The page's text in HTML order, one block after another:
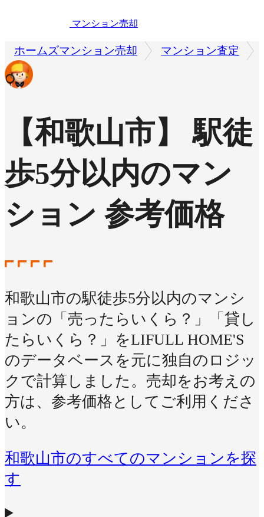
マンション売却
ホームズマンション売却 マンション査定
【和歌山市】 駅徒
歩5分以内のマン
ション 参考価格
和歌山市の駅徒歩5分以内のマンシ
ョンの「売ったらいくら？」「貸し
たらいくら？」をLIFULL HOME'S
のデータベースを元に独自のロジッ
クで計算しました。売却をお考えの
方は、参考価格としてご利用くださ
い。
和歌山市のすべてのマンションを探
す